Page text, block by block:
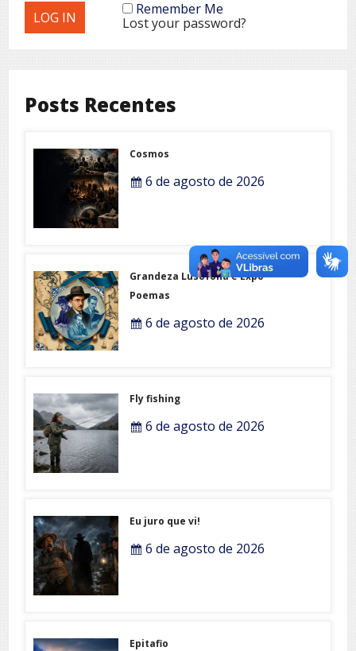
Remember Me
Lost your password?
Posts Recentes
Cosmos
6 de agosto de 2026
Grandeza Lusófona e Expo-
Poemas
6 de agosto de 2026
Fly fishing
6 de agosto de 2026
Eu juro que vi!
6 de agosto de 2026
Epitafio